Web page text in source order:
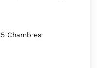
5 Chambres